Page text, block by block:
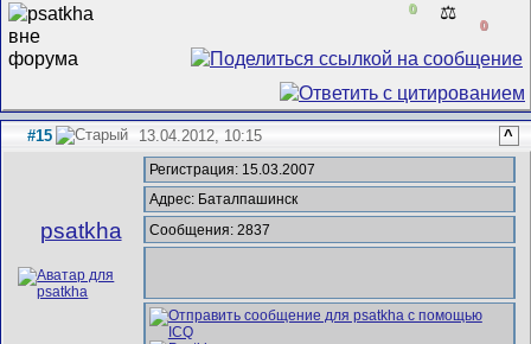
0 ⚖️
0
#15 13.04.2012, 10:15 ^
psatkha
Регистрация: 15.03.2007
Адрес: Баталпашинск
Сообщения: 2837